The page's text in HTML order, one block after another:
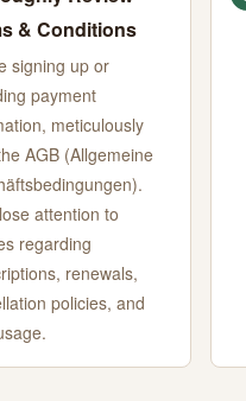
& Conditions
signing up or
payment
meticulously
AGB (Allgemeine
attention to
regarding
renewals,
policies, and